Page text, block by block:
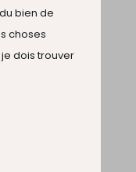
bien de
choses
dois trouver